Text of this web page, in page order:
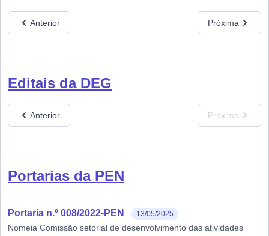
Anterior Próxima
Editais da DEG
Anterior Próxima
Portarias da PEN
Portaria n.º 008/2022-PEN 13/05/2025
Nomeia Comissão setorial de desenvolvimento das atividades